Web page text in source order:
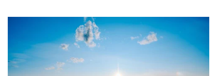
Pirschgänge ruhig, flexibel und mit maximalem Respekt.
Statt starrer Tagespläne bieten wir Raum für Licht, Wetter
und Tierbeobachtungen. Auf Inlandsflüge und unnötige
Transfers verzichten wir bewusst – aus Rücksicht auf Klima
und Natur.